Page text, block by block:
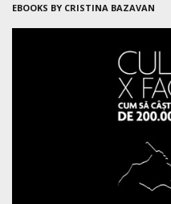
EBOOKS BY CRISTINA BAZAVAN